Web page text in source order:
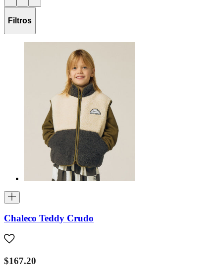
Filtros
Chaleco Teddy Crudo
$167.20